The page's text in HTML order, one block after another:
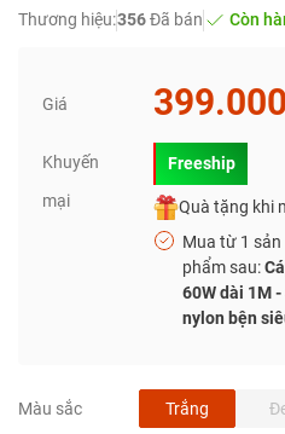
Thương hiệu:356Đã bán Còn
Giá 399.000
Khuyến
mại
Freeship
Quà tặng khi
Mua từ 1
phẩm sau:
60W dài 1M -
nylon bện
Màu sắc Trắng